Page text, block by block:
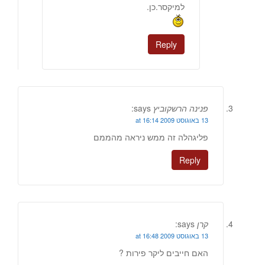
למיקסר.כן.
Reply
פנינה הרשקוביץ says:
13 באוגוסט 2009 at 16:14
פליגהלה זה ממש ניראה מהממם
Reply
קרן says:
13 באוגוסט 2009 at 16:48
האם חייבים ליקר פירות ?